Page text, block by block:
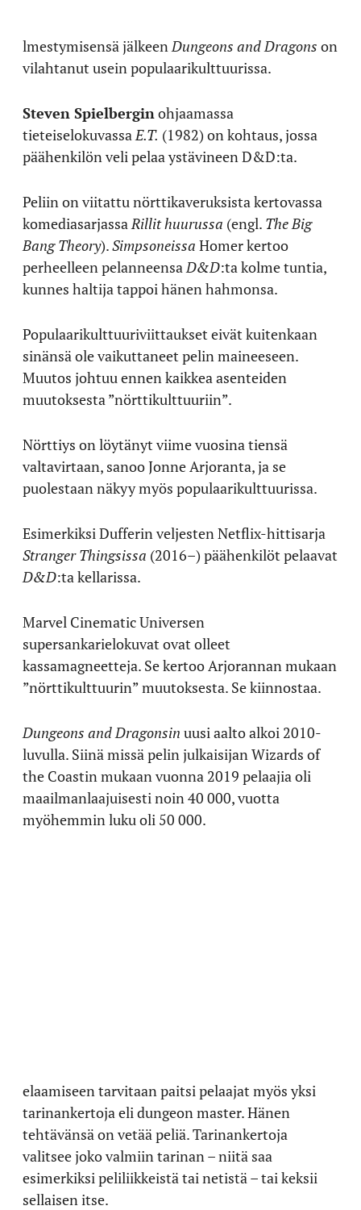
lmestymisensä jälkeenDungeons and Dragons on
vilahtanut usein populaarikulttuurissa.
Steven Spielberginohjaamassa
tieteiselokuvassaE.T. (1982) on kohtaus, jossa
päähenkilön veli pelaa ystävineen D&D:ta.
Peliin on viitattu nörttikaveruksista kertovassa
komediasarjassaRillit huurussa (engl. The Big
Bang Theory).Simpsoneissa Homer kertoo
perheelleen pelanneensaD&D:ta kolme tuntia,
kunnes haltija tappoi hänen hahmonsa.
Populaarikulttuuriviittaukset eivät kuitenkaan
sinänsä ole vaikuttaneet pelin maineeseen.
Muutos johtuu ennen kaikkea asenteiden
muutoksesta ”nörttikulttuuriin”.
Nörttiys on löytänyt viime vuosina tiensä
valtavirtaan, sanoo Jonne Arjoranta, ja se
puolestaan näkyy myös populaarikulttuurissa.
Esimerkiksi Dufferin veljesten Netflix-hittisarja
Stranger Thingsissa (2016–) päähenkilöt pelaavat
D&D:ta kellarissa.
Marvel Cinematic Universen
supersankarielokuvat ovat olleet
kassamagneetteja. Se kertoo Arjorannan mukaan
”nörttikulttuurin” muutoksesta. Se kiinnostaa.
Dungeons and Dragonsin uusi aalto alkoi 2010-
luvulla. Siinä missä pelin julkaisijan Wizards of
the Coastin mukaan vuonna 2019 pelaajia oli
maailmanlaajuisesti noin 40 000, vuotta
myöhemmin luku oli 50 000.
elaamiseen tarvitaan paitsi pelaajat myös yksi
tarinankertoja eli dungeon master. Hänen
tehtävänsä on vetää peliä. Tarinankertoja
valitsee joko valmiin tarinan – niitä saa
esimerkiksi peliliikkeistä tai netistä – tai keksii
sellaisen itse.